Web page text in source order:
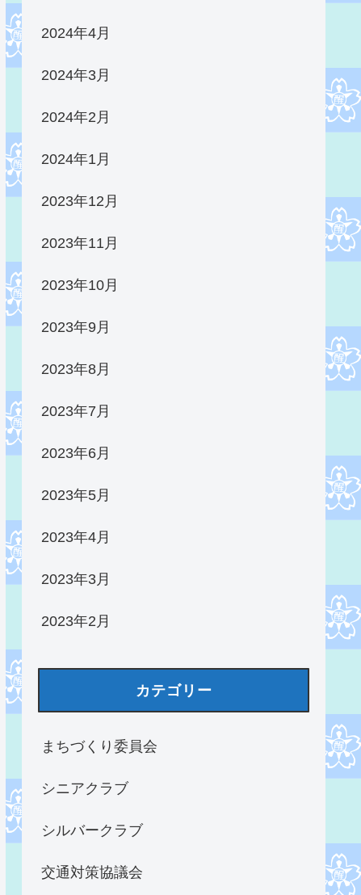
2024年4月
2024年3月
2024年2月
2024年1月
2023年12月
2023年11月
2023年10月
2023年9月
2023年8月
2023年7月
2023年6月
2023年5月
2023年4月
2023年3月
2023年2月
カテゴリー
まちづくり委員会
シニアクラブ
シルバークラブ
交通対策協議会